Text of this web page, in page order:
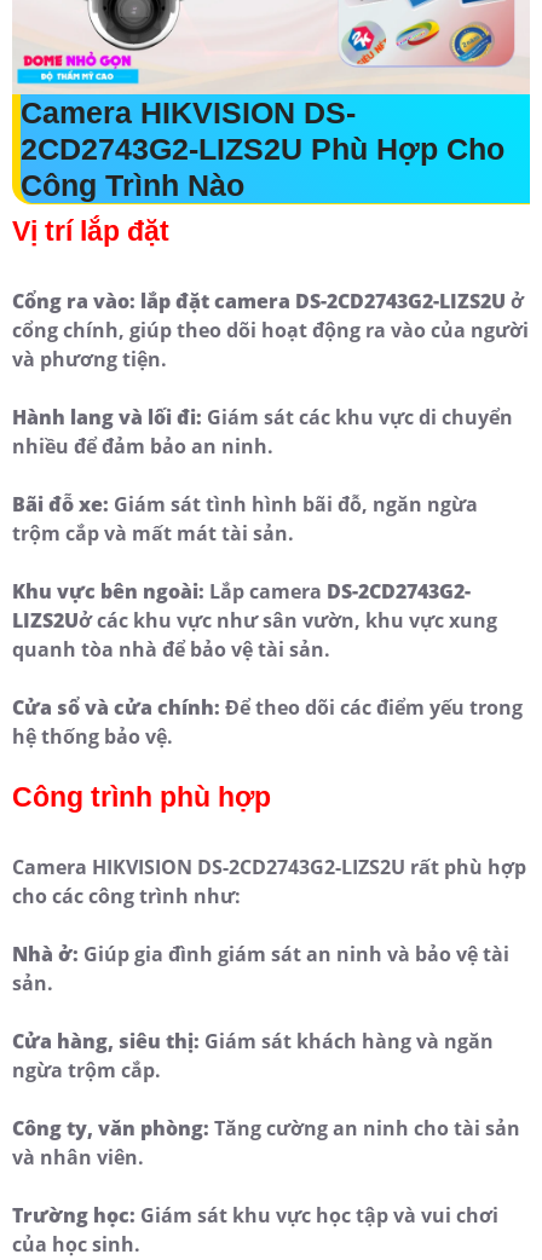
Camera HIKVISION DS-
2CD2743G2-LIZS2U Phù Hợp Cho
Công Trình Nào
Vị trí lắp đặt
Cổng ra vào: lắp đặt camera DS-2CD2743G2-LIZS2U ở
cổng chính, giúp theo dõi hoạt động ra vào của người
và phương tiện.
Hành lang và lối đi: Giám sát các khu vực di chuyển
nhiều để đảm bảo an ninh.
Bãi đỗ xe: Giám sát tình hình bãi đỗ, ngăn ngừa
trộm cắp và mất mát tài sản.
Khu vực bên ngoài: Lắp camera DS-2CD2743G2-
LIZS2Uở các khu vực như sân vườn, khu vực xung
quanh tòa nhà để bảo vệ tài sản.
Cửa sổ và cửa chính: Để theo dõi các điểm yếu trong
hệ thống bảo vệ.
Công trình phù hợp
Camera HIKVISION DS-2CD2743G2-LIZS2U rất phù hợp
cho các công trình như:
Nhà ở: Giúp gia đình giám sát an ninh và bảo vệ tài
sản.
Cửa hàng, siêu thị: Giám sát khách hàng và ngăn
ngừa trộm cắp.
Công ty, văn phòng: Tăng cường an ninh cho tài sản
và nhân viên.
Trường học: Giám sát khu vực học tập và vui chơi
của học sinh.